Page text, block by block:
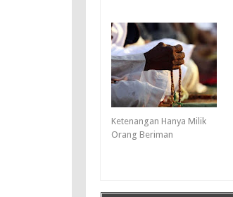
Ketenangan Hanya Milik
Orang Beriman